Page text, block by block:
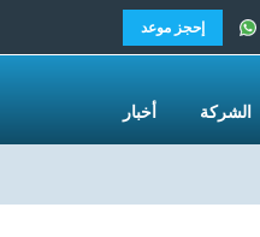
إحجز موعد
الشركة أخبار